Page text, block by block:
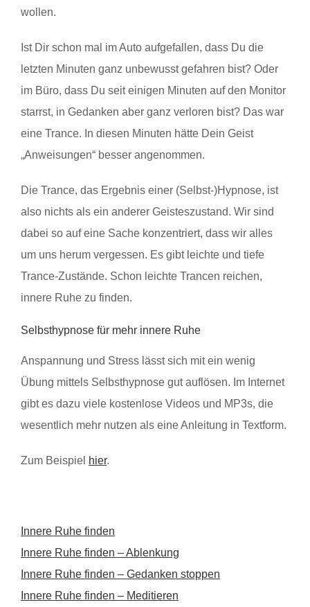
wollen.
Ist Dir schon mal im Auto aufgefallen, dass Du die
letzten Minuten ganz unbewusst gefahren bist? Oder
im Büro, dass Du seit einigen Minuten auf den Monitor
starrst, in Gedanken aber ganz verloren bist? Das war
eine Trance. In diesen Minuten hätte Dein Geist
„Anweisungen“ besser angenommen.
Die Trance, das Ergebnis einer (Selbst-)Hypnose, ist
also nichts als ein anderer Geisteszustand. Wir sind
dabei so auf eine Sache konzentriert, dass wir alles
um uns herum vergessen. Es gibt leichte und tiefe
Trance-Zustände. Schon leichte Trancen reichen,
innere Ruhe zu finden.
Selbsthypnose für mehr innere Ruhe
Anspannung und Stress lässt sich mit ein wenig
Übung mittels Selbsthypnose gut auflösen. Im Internet
gibt es dazu viele kostenlose Videos und MP3s, die
wesentlich mehr nutzen als eine Anleitung in Textform.
Zum Beispiel hier.
Innere Ruhe finden
Innere Ruhe finden – Ablenkung
Innere Ruhe finden – Gedanken stoppen
Innere Ruhe finden – Meditieren